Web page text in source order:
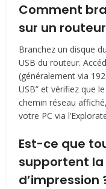
Comment
sur un
Branchez un disque
USB du routeur.
(généralement via
USB” et vérifiez que
chemin réseau
votre PC via
Est-ce que
supportent
d’impression